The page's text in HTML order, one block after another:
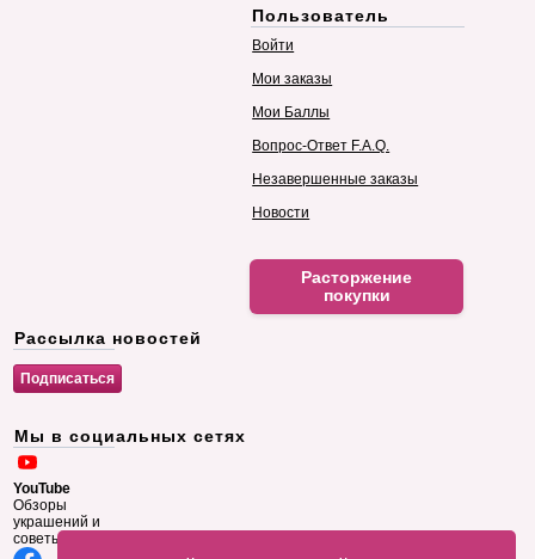
Пользователь
Войти
Мои заказы
Мои Баллы
Вопрос-Ответ F.A.Q.
Незавершенные заказы
Новости
Расторжение
покупки
Рассылка новостей
Мы в социальных сетях
YouTube
Обзоры
украшений и
советы